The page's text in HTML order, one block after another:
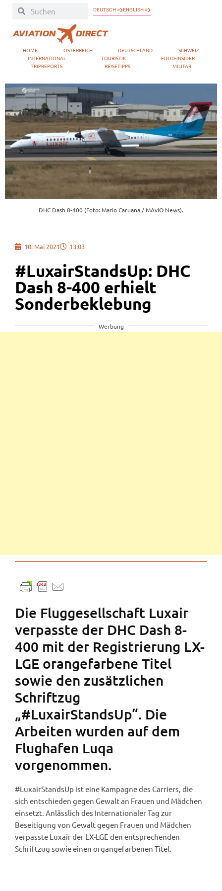
DEUTSCH » ENGLISH »
HOME ÖSTERREICH DEUTSCHLAND
SCHWEIZ
INTERNATIONAL
TOURISTIK
FOOD-INSIDER
TRIPREPORTS
REISETIPPS MILITÄR
DHC Dash 8-400 (Foto: Mario Caruana / MAviO News).
10. Mai 2021 13:03
#LuxairStandsUp: DHC
Dash 8-400 erhielt
Sonderbeklebung
Werbung
Die Fluggesellschaft Luxair
verpasste der DHC Dash 8-
400 mit der Registrierung LX-
LGE orangefarbene Titel
sowie den zusätzlichen
Schriftzug
„#LuxairStandsUp“. Die
Arbeiten wurden auf dem
Flughafen Luqa
vorgenommen.
#LuxairStandsUp ist eine Kampagne des Carriers, die
sich entschieden gegen Gewalt an Frauen und Mädchen
einsetzt. Anlässlich des Internationaler Tag zur
Beseitigung von Gewalt gegen Frauen und Mädchen
verpasste Luxair der LX-LGE den entsprechenden
Schriftzug sowie einen organgefarbenen Titel.